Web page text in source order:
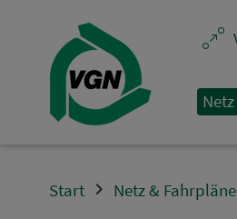
Start Netz & Fahrpläne